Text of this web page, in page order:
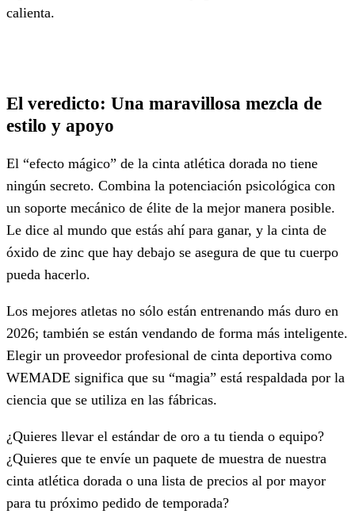
calienta.
El veredicto: Una maravillosa mezcla de
estilo y apoyo
El “efecto mágico” de la cinta atlética dorada no tiene
ningún secreto. Combina la potenciación psicológica con
un soporte mecánico de élite de la mejor manera posible.
Le dice al mundo que estás ahí para ganar, y la cinta de
óxido de zinc que hay debajo se asegura de que tu cuerpo
pueda hacerlo.
Los mejores atletas no sólo están entrenando más duro en
2026; también se están vendando de forma más inteligente.
Elegir un proveedor profesional de cinta deportiva como
WEMADE significa que su “magia” está respaldada por la
ciencia que se utiliza en las fábricas.
¿Quieres llevar el estándar de oro a tu tienda o equipo?
¿Quieres que te envíe un paquete de muestra de nuestra
cinta atlética dorada o una lista de precios al por mayor
para tu próximo pedido de temporada?